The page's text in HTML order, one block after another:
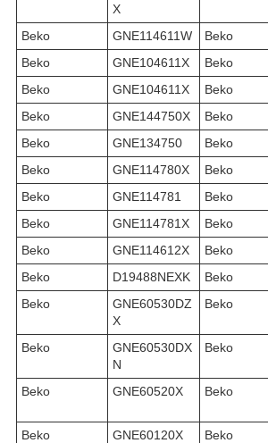
X
Beko GNE114611W Beko
Beko
GNE104611X Beko
Beko
GNE104611X Beko
Beko
GNE144750X Beko
Beko
GNE134750 Beko
Beko
GNE114780X Beko
Beko
GNE114781 Beko
Beko
GNE114781X Beko
Beko
GNE114612X Beko
Beko
D19488NEXK Beko
Beko
GNE60530DZ
X
Beko
Beko
GNE60530DX
N
Beko
Beko GNE60520X Beko
Beko
GNE60120X Beko